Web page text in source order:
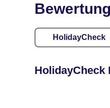
HolidayCheck
HolidayCheck